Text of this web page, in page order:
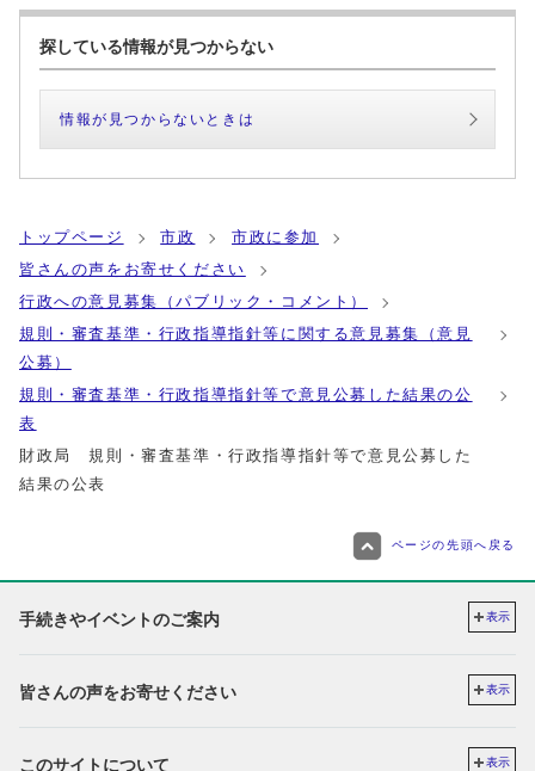
探している情報が見つからない
情報が見つからないときは
トップページ 市政
市政に参加
皆さんの声をお寄せください
行政への意見募集（パブリック・コメント）
規則・審査基準・行政指導指針等に関する意見募集（意見
公募）
規則・審査基準・行政指導指針等で意見公募した結果の公
表
財政局 規則・審査基準・行政指導指針等で意見公募した
結果の公表
ページの先頭へ戻る
手続きやイベントのご案内 表示
皆さんの声をお寄せください 表示
このサイトについて 表示